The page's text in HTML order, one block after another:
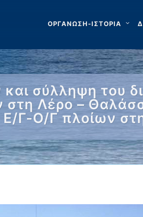
ΟΡΓΑΝΩΣΗ-ΙΣΤΟΡΙΑ
σύλληψη του
Λέρο –
Ε/Γ-Ο/Γ πλοίων
…